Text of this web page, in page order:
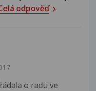
odpověď
o radu ve